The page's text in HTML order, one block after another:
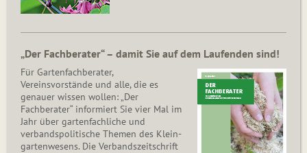
„Der Fachberater“ – damit Sie auf dem Laufenden sind!
Für Gartenfachberater,
Vereinsvorstände und alle, die es
genauer wissen wollen: „Der
Fachberater“ informiert Sie vier Mal im
Jahr über gartenfachliche und
verbandspolitische Themen des Klein­
gar­ten­wesens. Die Ver­bands­zeit­schrift